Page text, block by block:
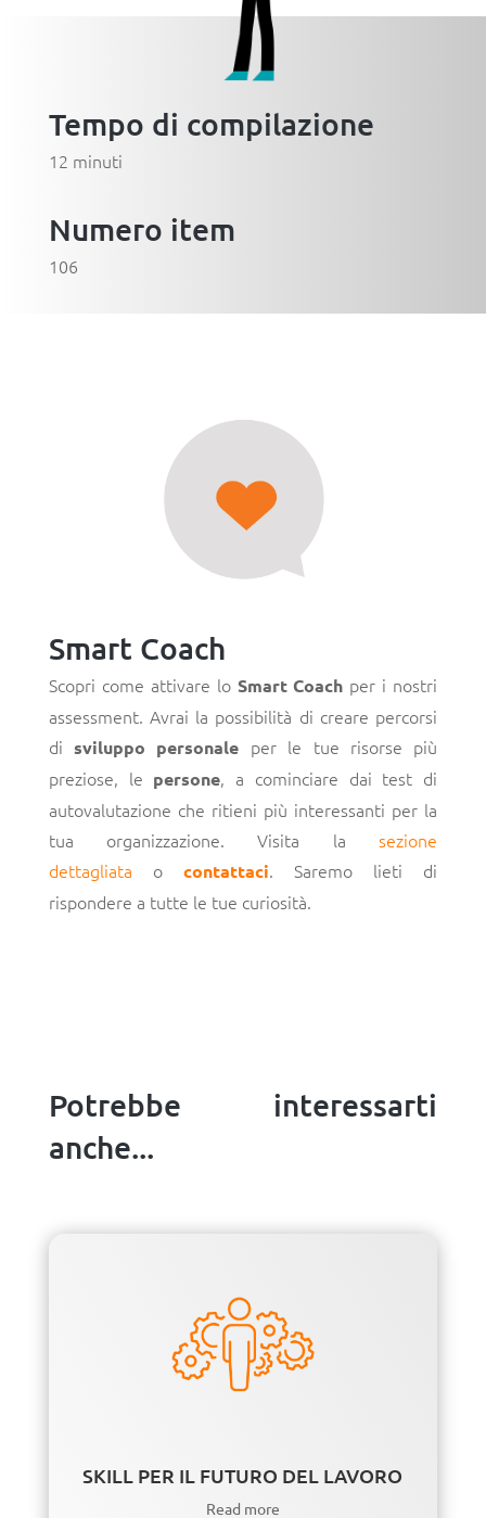
Tempo di compilazione
12 minuti
Numero item
106
Smart Coach
Scopri come attivare lo Smart Coach per i nostri
assessment. Avrai la possibilità di creare percorsi
disviluppo personale per le tue risorse più
preziose, le persone, a cominciare dai test di
autovalutazione che ritieni più interessanti per la
tua organizzazione. Visita lasezione
dettagliata o contattaci. Saremo lieti di
rispondere a tutte le tue curiosità.
Potrebbe interessarti
anche...
SKILL PER IL FUTURO DEL LAVORO
Read more